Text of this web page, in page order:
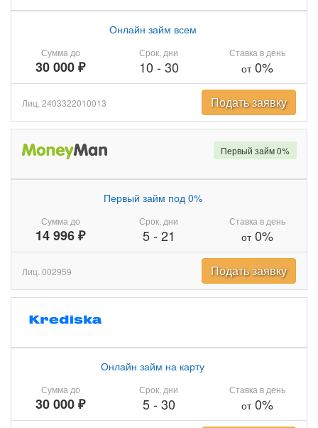
Сумма до
30 000 ₽
Онлайн займ всем
Срок, дни
10 - 30
Ставка в день
от0%
Лиц. 2403322010013 Подать заявку
Сумма до
14 996 ₽
Первый займ под 0%
Срок, дни
5- 21
Ставка в день
от0%
Первый займ 0%
Лиц. 002959 Подать заявку
Сумма до
30 000 ₽
Онлайн займ на карту
Срок, дни
5- 30
Ставка в день
от0%